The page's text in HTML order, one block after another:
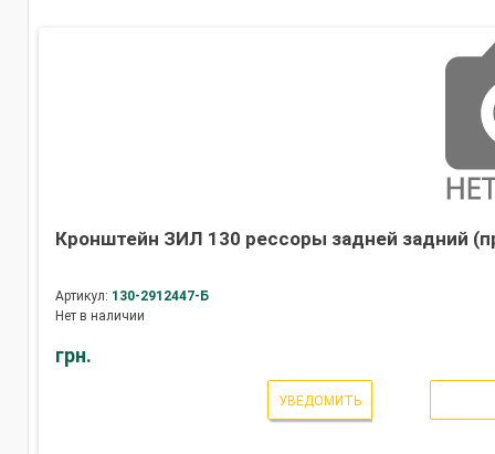
Кронштейн ЗИЛ 130 рессоры задней задний
Артикул: 130-2912447-Б
Нет в наличии
грн.
УВЕДОМИТЬ